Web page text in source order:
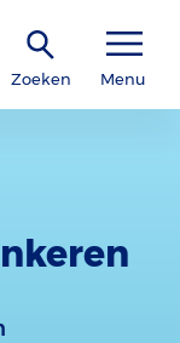
Zoeken Menu